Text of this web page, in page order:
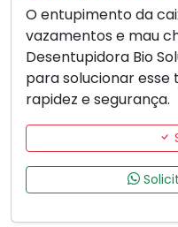
O entupimento da
vazamentos e mau
Desentupidora Bio
para solucionar
rapidez e segurança.